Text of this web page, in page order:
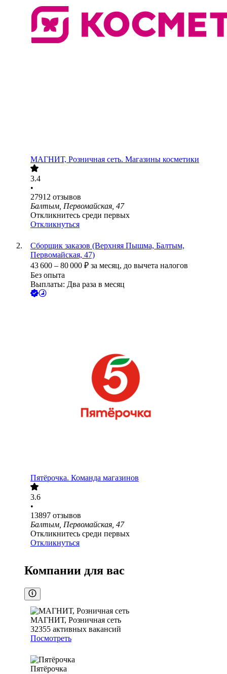
МАГНИТ, Розничная сеть. Магазины косметики
3.4
•
27912 отзывов
Балтым, Первомайская, 47
Откликнитесь среди первых
Откликнуться
Сборщик заказов (Верхняя Пышма, Балтым,
Первомайская, 47)
43 600 – 80 000 ₽ за месяц, до вычета налогов
Без опыта
Выплаты: Два раза в месяц
Пятёрочка. Команда магазинов
3.6
•
13897 отзывов
Балтым, Первомайская, 47
Откликнитесь среди первых
Откликнуться
Компании для вас
МАГНИТ, Розничная сеть
32355 активных вакансий
Посмотреть
Пятёрочка